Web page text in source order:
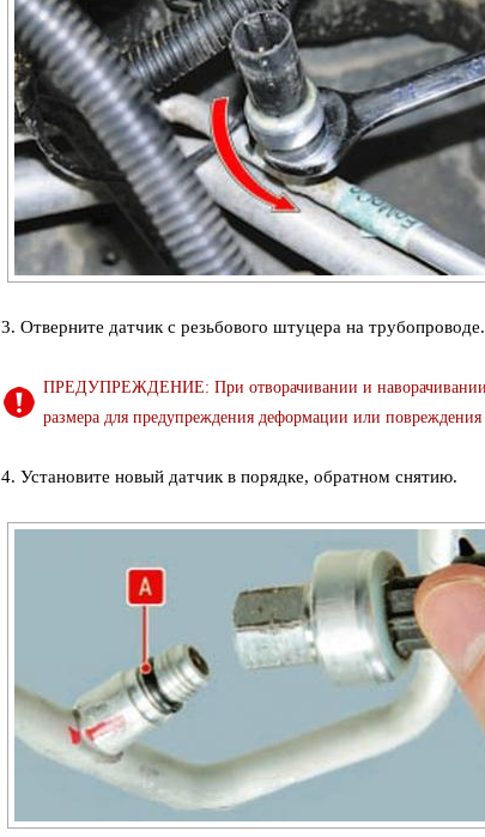
3. Отверните датчик с резьбового штуцера на трубопроводе.
ПРЕДУПРЕЖДЕНИЕ: При отворачивании и наворачивании
размера для предупреждения деформации или повреждения
4. Установите новый датчик в порядке, обратном снятию.